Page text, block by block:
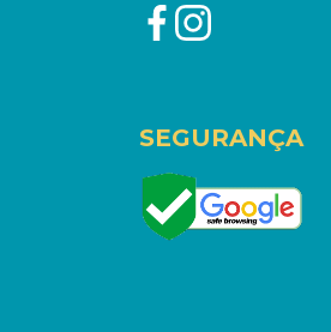
SEGURANÇA